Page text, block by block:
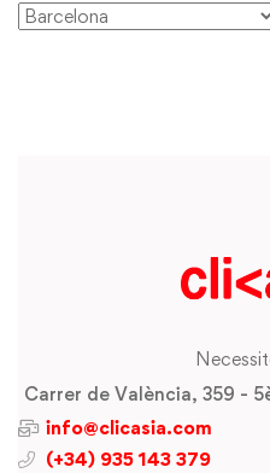
Carrer de València, 359 -
info@clicasia.com
(+34) 935 143 379